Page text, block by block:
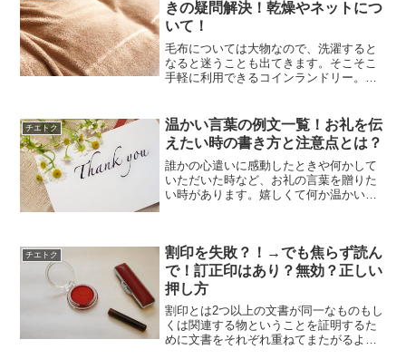
きの疑問解決！乾燥やネットにつ
いて！
毛布については大物なので、洗濯すると
なると迷うことも出てきます。そこそこ
手軽に利用できるコインランドリー。
正直なところです。この記事では 毛布を
コインランドリーで洗うと...
チエトク
温かい言葉の例文一覧！お礼を伝
えたい時の書き方と注意点とは？
誰かの心遣いに感動したときや何かして
いただいた時など、お礼の言葉を贈りた
い時があります。嬉しくて何か温かい言
こで今回は、感謝の気持ち...
チエトク
割印を失敗？！→でも焦らず読ん
で！訂正印はあり？無効？正しい
押し方
割印とは2つ以上の文書が同一なものもし
くは関連する物ということを証明するた
めに文書をそれぞれ重ねてまたがるよう